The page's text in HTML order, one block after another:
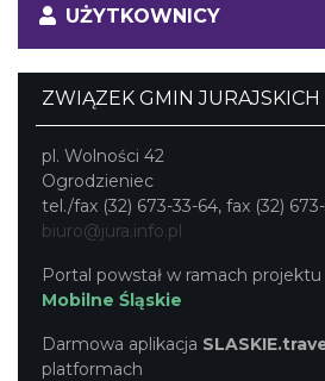
UŻYTKOWNICY
ZWIĄZEK GMIN JURAJSKICH
pl. Wolności 42
Ogrodzieniec
tel./fax (32) 673-33-64, fax (32)
biuro@jura.info.pl
Portal powstał w ramach projektu
Mobilne Śląskie
Darmowa aplikacja
platformach